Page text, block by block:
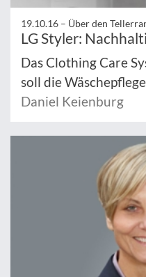
19.10.16 – Über den
LG Styler:
Das Clothing Care
soll die
Daniel Keienburg